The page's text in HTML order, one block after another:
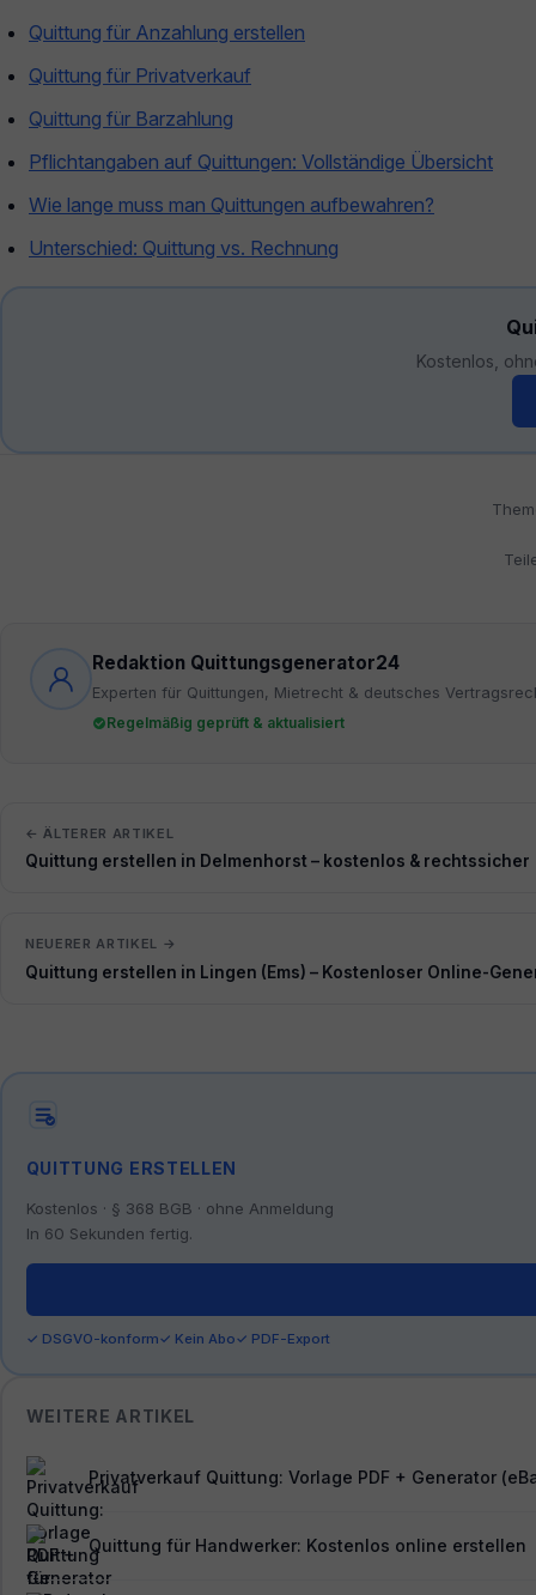
Quittung für Anzahlung erstellen
Quittung für Privatverkauf
Quittung für Barzahlung
Pflichtangaben auf Quittungen: Vollständige Übersicht
Wie lange muss man Quittungen aufbewahren?
Unterschied: Quittung vs. Rechnung
Kostenlos,
Redaktion Quittungsgenerator24
Experten für Quittungen, Mietrecht & deutsches
Regelmäßig geprüft & aktualisiert
← ÄLTERER ARTIKEL
Quittung erstellen in Delmenhorst – kostenlos & rechtssicher
NEUERER ARTIKEL →
Quittung erstellen in Lingen (Ems) – Kostenloser Online-
QUITTUNG ERSTELLEN
Kostenlos · § 368 BGB · ohne Anmeldung
In 60 Sekunden fertig.
✓ DSGVO-konform✓ Kein Abo✓ PDF-Export
WEITERE ARTIKEL
Privatverkauf Quittung: Vorlage PDF + Generator
Quittung für Handwerker: Kostenlos online erstellen